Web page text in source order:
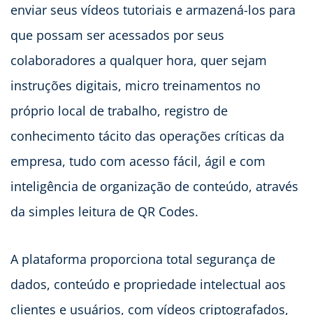
enviar seus vídeos tutoriais e armazená-los para
que possam ser acessados por seus
colaboradores a qualquer hora, quer sejam
instruções digitais, micro treinamentos no
próprio local de trabalho, registro de
conhecimento tácito das operações críticas da
empresa, tudo com acesso fácil, ágil e com
inteligência de organização de conteúdo, através
da simples leitura de QR Codes.
A plataforma proporciona total segurança de
dados, conteúdo e propriedade intelectual aos
clientes e usuários, com vídeos criptografados,